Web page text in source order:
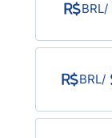
BRL/
BRL/